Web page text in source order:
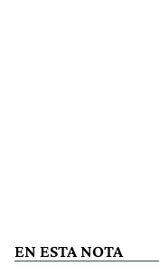
EN ESTA NOTA